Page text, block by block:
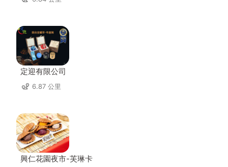
定迎有限公司
6.87 公里
興仁花園夜市-芙琳卡